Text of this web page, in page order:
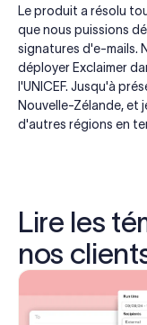
Le produit a résolu
que nous puissions
signatures d'e-mails.
déployer Exclaimer
l'UNICEF. Jusqu'à
Nouvelle-Zélande, et
d'autres régions en
Lire les
nos